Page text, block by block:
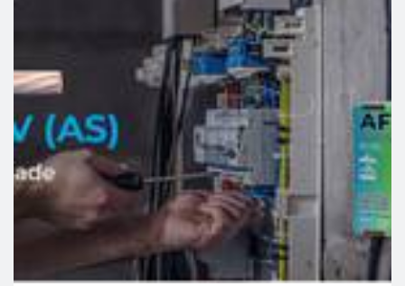
Com esta intervenção, o Parque das Cidades passa a
contar com uma infraestrutura moderna, segura e
preparada para responder às exigências de eventos de
grande escala e treinos de clubes e seleções nacionais.
Conheça este projeto em detalhe no site da